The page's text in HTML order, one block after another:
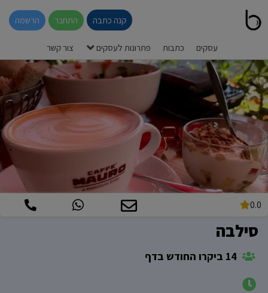
קנה כתבה התחבר הרשמה
עסקים כתבות פתרונות לעסקים צור קשר
0.0
סילבה